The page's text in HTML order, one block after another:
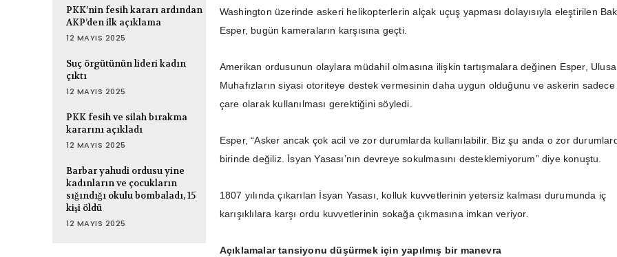
PKK’nin fesih kararı ardından
AKP’den ilk açıklama
12 MAYIS 2025
Suç örgütünün lideri kadın
çıktı
12 MAYIS 2025
PKK fesih ve silah bırakma
kararını açıkladı
12 MAYIS 2025
Barbar yahudi ordusu yine
kadınların ve çocukların
sığındığı okulu bombaladı, 15
kişi öldü
12 MAYIS 2025
Washington üzerinde askeri helikopterlerin alçak uçuş yapması dolayısıyla eleştirilen
Esper, bugün kameraların karşısına geçti.
Amerikan ordusunun olaylara müdahil olmasına ilişkin tartışmalara değinen Esper,
Muhafızların siyasi otoriteye destek vermesinin daha uygun olduğunu ve askerin sadece
çare olarak kullanılması gerektiğini söyledi.
Esper, “Asker ancak çok acil ve zor durumlarda kullanılabilir. Biz şu anda o zor
birinde değiliz. İsyan Yasası’nın devreye sokulmasını desteklemiyorum” diye konuştu.
1807 yılında çıkarılan İsyan Yasası, kolluk kuvvetlerinin yetersiz kalması durumunda iç
karışıklılara karşı ordu kuvvetlerinin sokağa çıkmasına imkan veriyor.
Açıklamalar tansiyonu düşürmek için yapılmış bir manevra